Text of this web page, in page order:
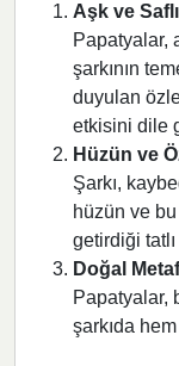
Aşk ve
Papatyalar,
şarkının
duyulan
etkisini dile
Hüzün ve
Şarkı,
hüzün ve
getirdiği tatlı
Doğal
Papatyalar,
şarkıda